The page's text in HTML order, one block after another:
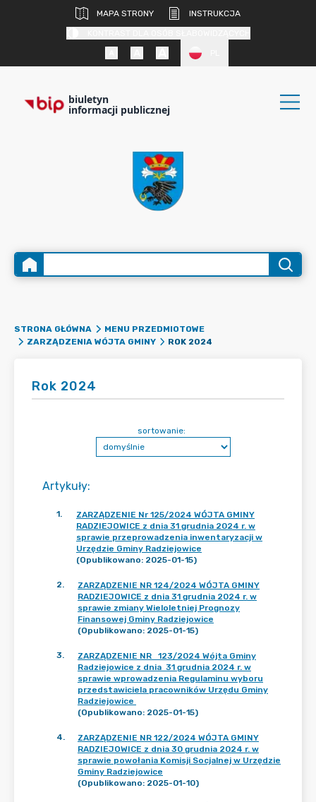
MAPA STRONY
INSTRUKCJA
biuletyn
informacji publicznej
STRONA GŁÓWNA
MENU PRZEDMIOTOWE
ZARZĄDZENIA WÓJTA GMINY
ROK 2024
Rok 2024
Artykuły:
sortowanie:
1.
ZARZĄDZENIE Nr 125/2024 WÓJTA GMINY
RADZIEJOWICE z dnia 31 grudnia 2024 r. w
sprawie przeprowadzenia inwentaryzacji w
Urzędzie Gminy Radziejowice
(Opublikowano: 2025-01-15)
2.
ZARZĄDZENIE NR 124/2024 WÓJTA GMINY
RADZIEJOWICE z dnia 31 grudnia 2024 r. w
sprawie zmiany Wieloletniej Prognozy
Finansowej Gminy Radziejowice
(Opublikowano: 2025-01-15)
3.
ZARZĄDZENIE NR 123/2024 Wójta Gminy
Radziejowice z dnia 31 grudnia 2024 r. w
sprawie wprowadzenia Regulaminu wyboru
przedstawiciela pracowników Urzędu Gminy
Radziejowice
(Opublikowano: 2025-01-15)
4.
ZARZĄDZENIE NR 122/2024 WÓJTA GMINY
RADZIEJOWICE z dnia 30 grudnia 2024 r. w
sprawie powołania Komisji Socjalnej w Urzędzie
Gminy Radziejowice
(Opublikowano: 2025-01-10)